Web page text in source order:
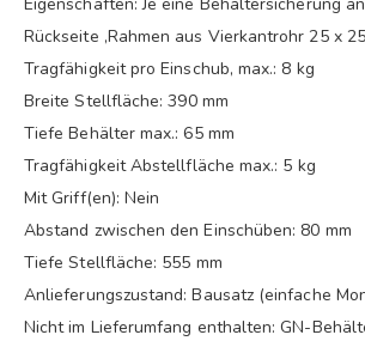
Rückseite ,Rahmen aus Vierkantrohr 25 x
Tragfähigkeit pro Einschub, max.: 8 kg
Breite Stellfläche: 390 mm
Tiefe Behälter max.: 65 mm
Tragfähigkeit Abstellfläche max.: 5 kg
Mit Griff(en): Nein
Abstand zwischen den Einschüben: 80 mm
Tiefe Stellfläche: 555 mm
Anlieferungszustand: Bausatz (einfache
Nicht im Lieferumfang enthalten: GN-